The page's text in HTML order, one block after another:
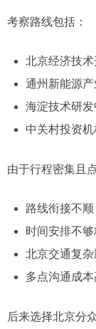
考察路线包括：
北京经济技
通州新能源
海淀技术研
中关村投资
由于行程密集且
路线衔接不顺
时间安排不
北京交通复
多点沟通成本
后来选择北京分